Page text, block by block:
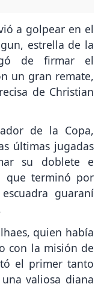
a golpear en el
estrella de la
de firmar el
un gran remate,
de Christian
de la Copa,
últimas jugadas
su doblete e
que terminó por
guaraní
quien había
con la misión de
el primer tanto
valiosa diana